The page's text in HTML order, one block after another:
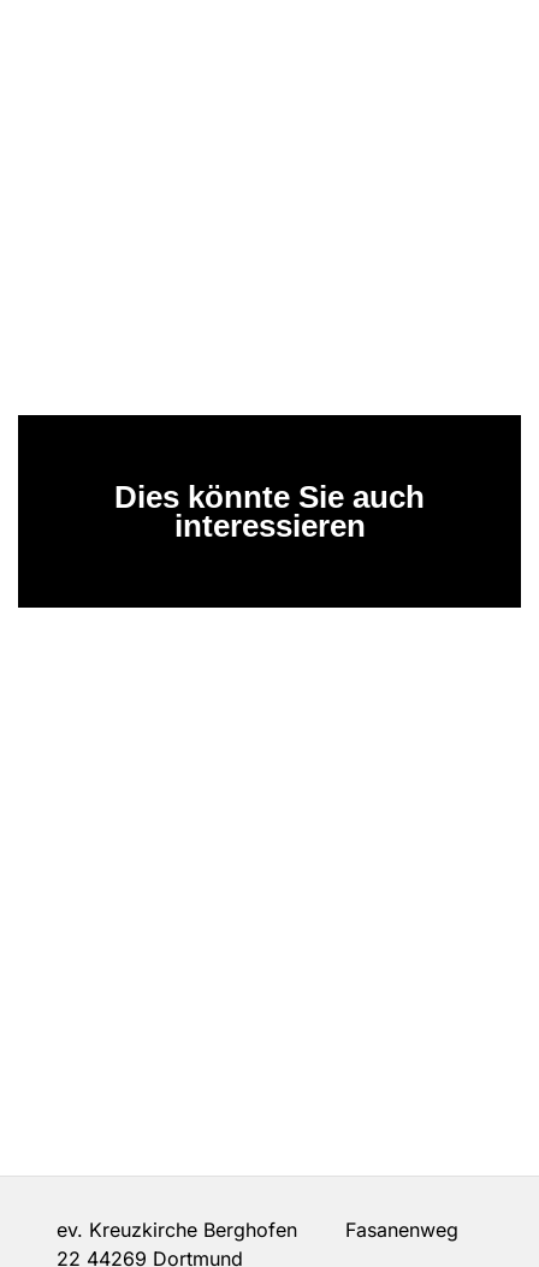
Dies könnte Sie auch
interessieren
ev. Kreuzkirche Berghofen Fasanenweg
22 44269 Dortmund